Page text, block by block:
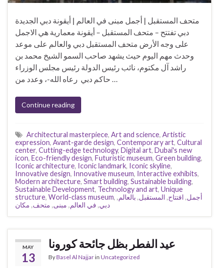
متحف المستقبل | أجمل مبنى في العالم | أيقونة دبي الجديدة
دبي تفتتح – متحف المستقبل – أيقونة معمارية هي الاجمل
على وجه الأرض متحف المستقبل دبي والعالم على موعد
وحدث مهم اليوم حيث يشهد صاحب السمو الشيخ محمد بن
راشد آل مكتوم، نائب رئيس الدولة رئيس مجلس الوزراء
حاكم دبي رعاه الله-، وعدد من …
Continue reading
Architectural masterpiece, Art and science, Artistic
expression, Avant-garde design, Contemporary art, Cultural
center, Cutting-edge technology, Digital art, Dubai's new
icon, Eco-friendly design, Futuristic museum, Green building,
Iconic architecture, Iconic landmark, Iconic skyline,
Innovative design, Innovative museum, Interactive exhibits,
Modern architecture, Smart building, Sustainable building,
Sustainable Development, Technology and art, Unique
structure, World-class museum, أجمل, افتتاح, المستقبل, بالعالم,
دبي, في العالم, مبنى, متحف, مكان
MAY
13
عيد الفطر بظل جائحة كورونا
ByBasel Al Najjarin Uncategorized